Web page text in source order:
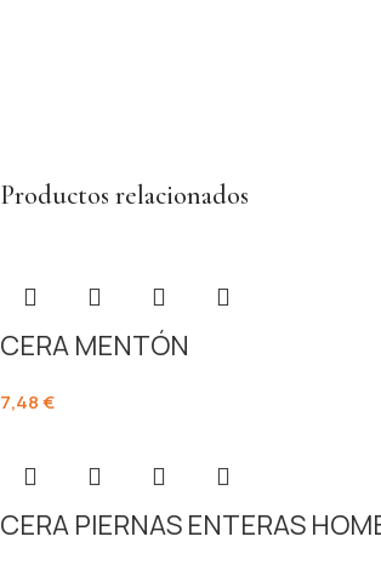
Productos relacionados
CERA MENTÓN
7,48€
CERA PIERNAS ENTERAS